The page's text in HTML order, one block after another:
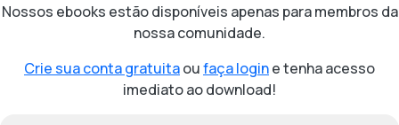
Nossos ebooks estão disponíveis apenas para membros da
nossa comunidade.
Crie sua conta gratuitaoufaça logine tenha acesso
imediato ao download!